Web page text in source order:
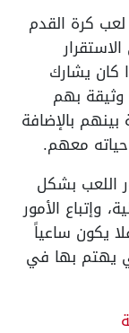
كرة القدم
كان يشارك
بهم
بالإضافة
معهم.
اللعب بشكل
وإتباع الأمور
يكون ساعياً
يهتم بها في